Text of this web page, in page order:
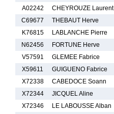
A02242
CHEYROUZE Laurent
C69677
THEBAUT Herve
K76815
LABLANCHE Pierre
N62456
FORTUNE Herve
V57591
GLEMEE Fabrice
X59611
GUIGUENO Fabrice
X72338
CABEDOCE Soann
X72344
JICQUEL Aline
X72346
LE LABOUSSE Alban